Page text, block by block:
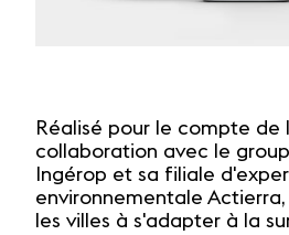
Réalisé pour le compte de
collaboration avec le
Ingérop et sa filiale
environnementale
les villes à s'adapter à la